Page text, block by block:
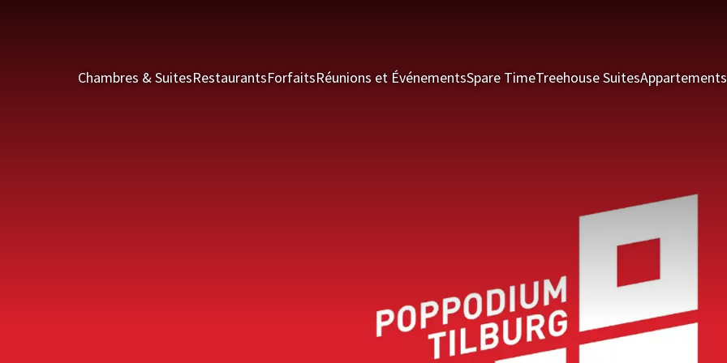
Chambres & SuitesRestaurantsForfaitsRéunions et ÉvénementsSpare TimeTreehouse SuitesAppartements